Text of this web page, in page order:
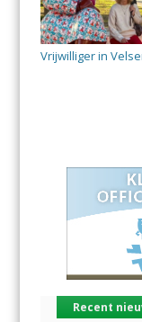
Vrijwilliger in
Recent